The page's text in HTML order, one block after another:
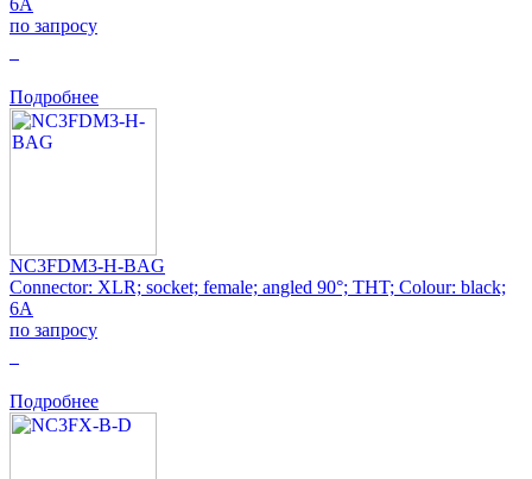
по запросу
Подробнее
NC3FDM3-H-BAG
Connector: XLR; socket; female; angled 90°; THT; Colour: black;
6A
по запросу
Подробнее